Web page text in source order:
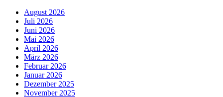
August 2026
Juli 2026
Juni 2026
Mai 2026
April 2026
März 2026
Februar 2026
Januar 2026
Dezember 2025
November 2025